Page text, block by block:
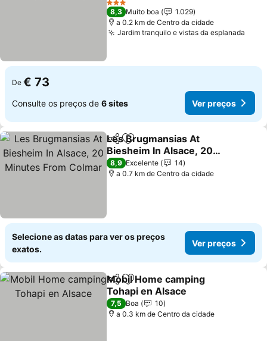
3 Estrelas
8,3 Muito boa
1.029
a 0.2 km de Centro da cidade
Jardim tranquilo e vistas da esplanada
De € 73
Consulte os preços de 6 sites Ver preços
PartilharAdicionar aos favoritos
Les Brugmansias At
Biesheim In Alsace, 20
Minutes From Colmar
8,9 Excelente
14
a 0.7 km de Centro da cidade
Selecione as datas para ver os preços
exatos.
Ver preços
PartilharAdicionar aos favoritos
Mobil Home camping
Tohapi en Alsace
7,5 Boa
10
a 0.3 km de Centro da cidade